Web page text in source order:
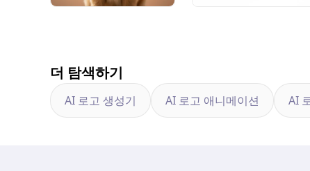
더 탐색하기
AI 로고 생성기 AI 로고 애니메이션 AI